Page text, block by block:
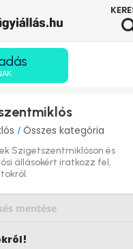
/ Összes kategória
Szigetszentmiklóson és
állásokért iratkozz fel,
mentése